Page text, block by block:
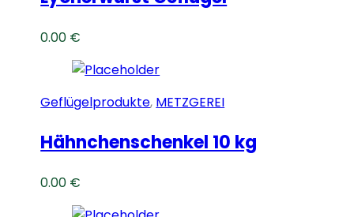
0.00 €
Geflügelprodukte, METZGEREI
Hähnchenschenkel 10 kg
0.00 €